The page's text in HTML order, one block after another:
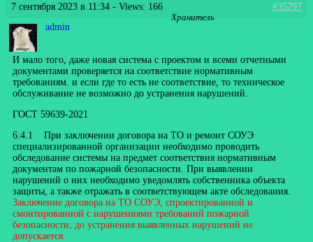
7 сентября 2023 в 11:34 - Views: 166
#35797
admin
Хранитель
И мало того, даже новая система с проектом и всеми отчетными
документами проверяется на соответствие нормативным
требованиям. и если где то есть не соответствие, то техническое
обслуживание не возможно до устранения нарушений.
ГОСТ 59639-2021
6.4.1 При заключении договора на ТО и ремонт СОУЭ
специализированной организации необходимо проводить
обследование системы на предмет соответствия нормативным
документам по пожарной безопасности. При выявлении
нарушений о них необходимо уведомлять собственника объекта
защиты, а также отражать в соответствующем акте обследования.
Заключение договора на ТО СОУЭ, спроектированной и
смонтированной с нарушениями требований пожарной
безопасности, до устранения выявленных нарушений не
допускается.